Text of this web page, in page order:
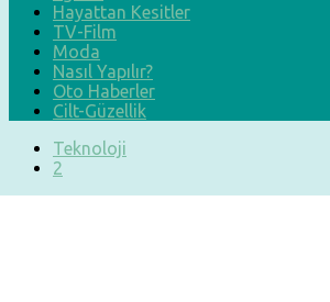
Hayattan Kesitler
TV-Film
Moda
Nasıl Yapılır?
Oto Haberler
Cilt-Güzellik
Teknoloji
2